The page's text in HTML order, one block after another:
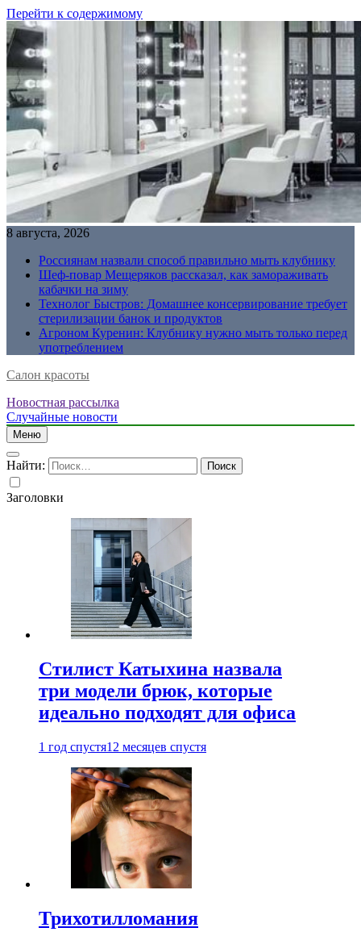
Перейти к содержимому
8 августа, 2026
Россиянам назвали способ правильно мыть клубнику
Шеф-повар Мещеряков рассказал, как замораживать
кабачки на зиму
Технолог Быстров: Домашнее консервирование требует
стерилизации банок и продуктов
Агроном Куренин: Клубнику нужно мыть только перед
употреблением
Салон красоты
Новостная рассылка
Случайные новости
Меню
Найти:
Заголовки
Стилист Катыхина назвала
три модели брюк, которые
идеально подходят для офиса
1 год спустя12 месяцев спустя
Трихотилломания